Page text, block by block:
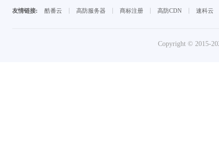
友情链接: 酷番云 高防服务器 商标注册 高防CDN 速科云
Copyright © 2015-